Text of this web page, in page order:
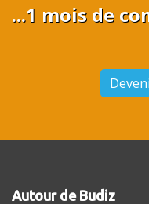
...1 mois de
Autour de Budiz